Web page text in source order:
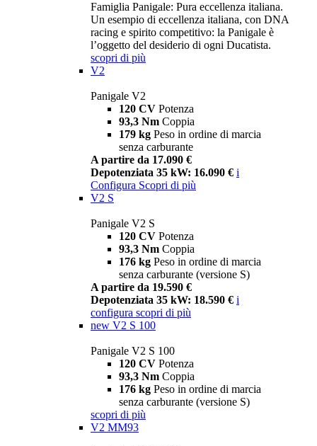
Famiglia Panigale: Pura eccellenza italiana.
Un esempio di eccellenza italiana, con DNA
racing e spirito competitivo: la Panigale è
l’oggetto del desiderio di ogni Ducatista.
scopri di più
V2
Panigale V2
120 CV Potenza
93,3 Nm Coppia
179 kg Peso in ordine di marcia
senza carburante
A partire da 17.090 €
Depotenziata 35 kW: 16.090 € i
Configura Scopri di più
V2 S
Panigale V2 S
120 CV Potenza
93,3 Nm Coppia
176 kg Peso in ordine di marcia
senza carburante (versione S)
A partire da 19.590 €
Depotenziata 35 kW: 18.590 € i
configura scopri di più
new V2 S 100
Panigale V2 S 100
120 CV Potenza
93,3 Nm Coppia
176 kg Peso in ordine di marcia
senza carburante (versione S)
scopri di più
V2 MM93